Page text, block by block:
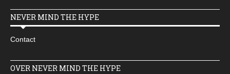
NEVER MIND THE HYPE
Contact
OVER NEVER MIND THE HYPE